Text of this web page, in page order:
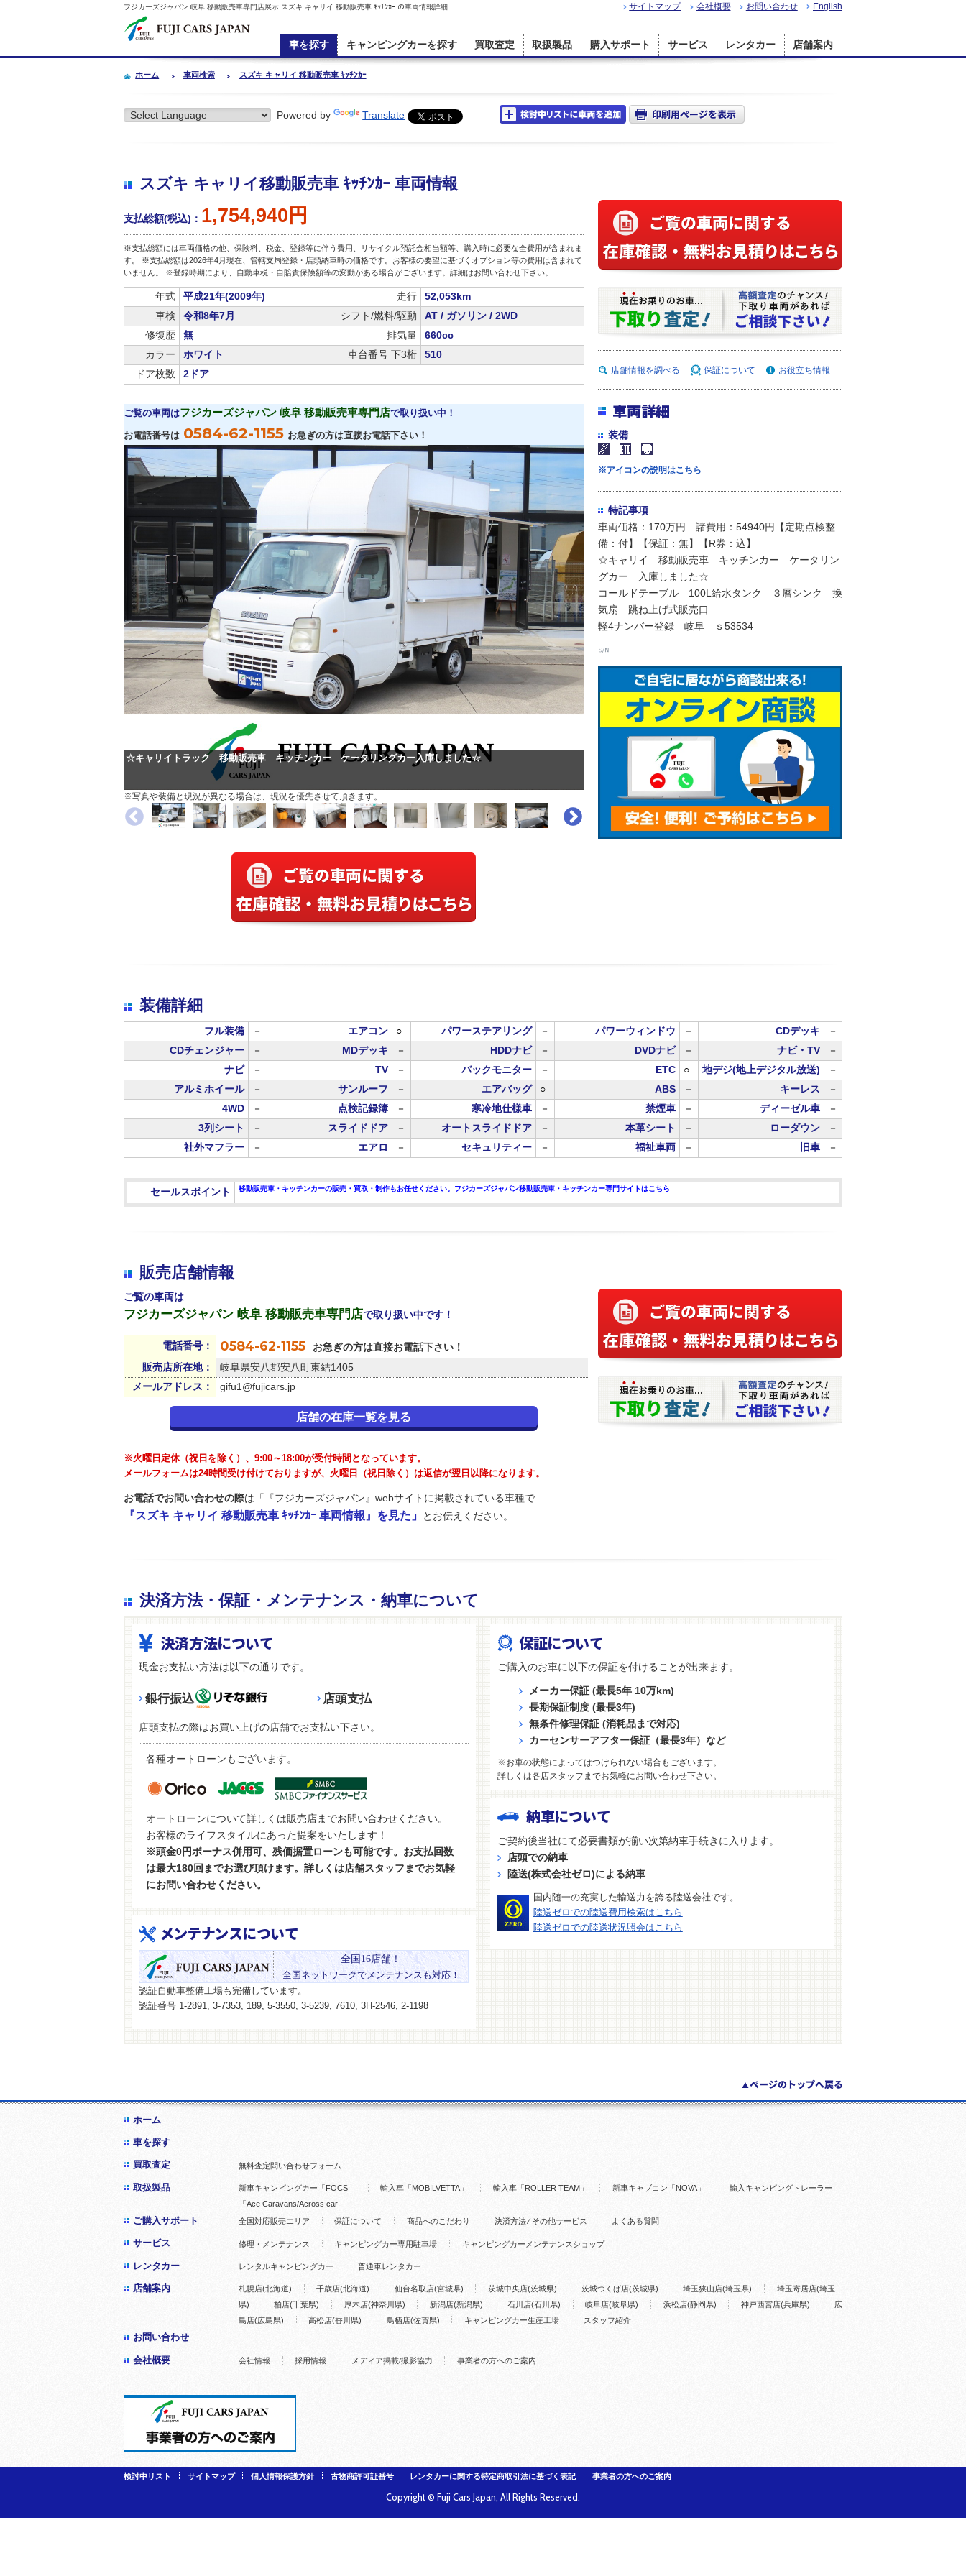
フジカーズジャパン 岐阜 移動販売車専門店展示 スズキ キャリイ 移動販売車 ｷｯﾁﾝｶｰ の車両情報詳細 サイトマップ 会社概要 お問い合わせ English
車を探す キャンピングカーを探す 買取査定 取扱製品 購入サポート サービス レンタカー 店舗案内
ホーム 車両検索 スズキ キャリイ 移動販売車 ｷｯﾁﾝｶｰ
Powered by Translate
スズキ キャリイ移動販売車 ｷｯﾁﾝｶｰ 車両情報
支払総額(税込)： 1,754,940円
※支払総額には車両価格の他、保険料、税金、登録等に伴う費用、リサイクル預託金相当額等、購入時に必要な全費用が含まれま
す。 ※支払総額は2026年4月現在、管轄支局登録・店頭納車時の価格です。お客様の要望に基づくオプション等の費用は含まれて
いません。 ※登録時期により、自動車税・自賠責保険額等の変動がある場合がございます。詳細はお問い合わせ下さい。
年式 平成21年(2009年) 走行
52,053km
車検
令和8年7月 シフト/燃料/駆動
AT / ガソリン / 2WD
修復歴
無 排気量
660cc
カラー
ホワイト 車台番号 下3桁
510
ドア枚数
2ドア
ご覧の車両はフジカーズジャパン 岐阜 移動販売車専門店で取り扱い中！
お電話番号は 0584-62-1155 お急ぎの方は直接お電話下さい！
☆キャリイトラック 移動販売車 キッチンカー ケータリングカー入庫しました☆
※写真や装備と現況が異なる場合は、現況を優先させて頂きます。
店舗情報を調べる 保証について お役立ち情報
車両詳細
装備
※アイコンの説明はこちら
特記事項
車両価格：170万円 諸費用：54940円【定期点検整
備：付】【保証：無】【R券：込】
☆キャリイ 移動販売車 キッチンカー ケータリン
グカー 入庫しました☆
コールドテーブル 100L給水タンク ３層シンク 換
気扇 跳ね上げ式販売口
軽4ナンバー登録 岐阜 ｓ53534
装備詳細
フル装備 － エアコン ○ パワーステアリング － パワーウィンドウ － CDデッキ
－
CDチェンジャー
－ MDデッキ － HDDナビ － DVDナビ － ナビ・TV
－
ナビ
－ TV － バックモニター － ETC ○ 地デジ(地上デジタル放送)
－
アルミホイール
－ サンルーフ － エアバッグ ○ ABS － キーレス
－
4WD
－ 点検記録簿 － 寒冷地仕様車 － 禁煙車 － ディーゼル車
－
3列シート
－ スライドドア － オートスライドドア － 本革シート － ローダウン
－
社外マフラー
－ エアロ － セキュリティー － 福祉車両 － 旧車 －
セールスポイント 移動販売車・キッチンカーの販売・買取・制作もお任せください。フジカーズジャパン移動販売車・キッチンカー専門サイトはこちら
販売店舗情報
ご覧の車両は
フジカーズジャパン 岐阜 移動販売車専門店で取り扱い中です！
電話番号： 0584-62-1155
お急ぎの方は直接お電話下さい！
販売店所在地：
岐阜県安八郡安八町東結1405
メールアドレス：
gifu1@fujicars.jp
店舗の在庫一覧を見る
※火曜日定休（祝日を除く）、9:00～18:00が受付時間となっています。
メールフォームは24時間受け付けておりますが、火曜日（祝日除く）は返信が翌日以降になります。
お電話でお問い合わせの際は「『フジカーズジャパン』webサイトに掲載されている車種で
『スズキ キャリイ 移動販売車 ｷｯﾁﾝｶｰ 車両情報』を見た」 とお伝えください。
決済方法・保証・メンテナンス・納車について
決済方法について
現金お支払い方法は以下の通りです。
銀行振込 店頭支払
店頭支払の際はお買い上げの店舗でお支払い下さい。
各種オートローンもございます。
オートローンについて詳しくは販売店までお問い合わせください。
お客様のライフスタイルにあった提案をいたします！
※頭金0円ボーナス併用可、残価据置ローンも可能です。お支払回数
は最大180回までお選び頂けます。詳しくは店舗スタッフまでお気軽
にお問い合わせください。
メンテナンスについて
全国16店舗！
全国ネットワークでメンテナンスも対応！
認証自動車整備工場も完備しています。
認証番号 1-2891, 3-7353, 189, 5-3550, 3-5239, 7610, 3H-2546, 2-1198
保証について
ご購入のお車に以下の保証を付けることが出来ます。
メーカー保証 (最長5年 10万km)
長期保証制度 (最長3年)
無条件修理保証 (消耗品まで対応)
カーセンサーアフター保証（最長3年）など
※お車の状態によってはつけられない場合もございます。
詳しくは各店スタッフまでお気軽にお問い合わせ下さい。
納車について
ご契約後当社にて必要書類が揃い次第納車手続きに入ります。
店頭での納車
陸送(株式会社ゼロ)による納車
国内随一の充実した輸送力を誇る陸送会社です。
陸送ゼロでの陸送費用検索はこちら
陸送ゼロでの陸送状況照会はこちら
ホーム
車を探す
買取査定 無料査定問い合わせフォーム
取扱製品 新車キャンピングカー「FOCS」 輸入車「MOBILVETTA」 輸入車「ROLLER TEAM」 新車キャブコン「NOVA」
輸入キャンピングトレーラー
「Ace Caravans/Across car」
ご購入サポート 全国対応販売エリア 保証について 商品へのこだわり 決済方法 ⁄ その他サービス よくある質問
サービス 修理・メンテナンス キャンピングカー専用駐車場 キャンピングカーメンテナンスショップ
レンタカー レンタルキャンピングカー 普通車レンタカー
店舗案内 札幌店(北海道) 千歳店(北海道) 仙台名取店(宮城県) 茨城中央店(茨城県) 茨城つくば店(茨城県) 埼玉狭山店(埼玉県)
埼玉寄居店(埼玉
県)
柏店(千葉県) 厚木店(神奈川県) 新潟店(新潟県) 石川店(石川県) 岐阜店(岐阜県) 浜松店(静岡県) 神戸西宮店(兵庫県)
広
島店(広島県)
高松店(香川県) 鳥栖店(佐賀県) キャンピングカー生産工場 スタッフ紹介
お問い合わせ
会社概要 会社情報 採用情報 メディア掲載/撮影協力 事業者の方へのご案内
検討中リスト サイトマップ 個人情報保護方針 古物商許可証番号 レンタカーに関する特定商取引法に基づく表記 事業者の方へのご案内
Copyright © Fuji Cars Japan, All Rights Reserved.